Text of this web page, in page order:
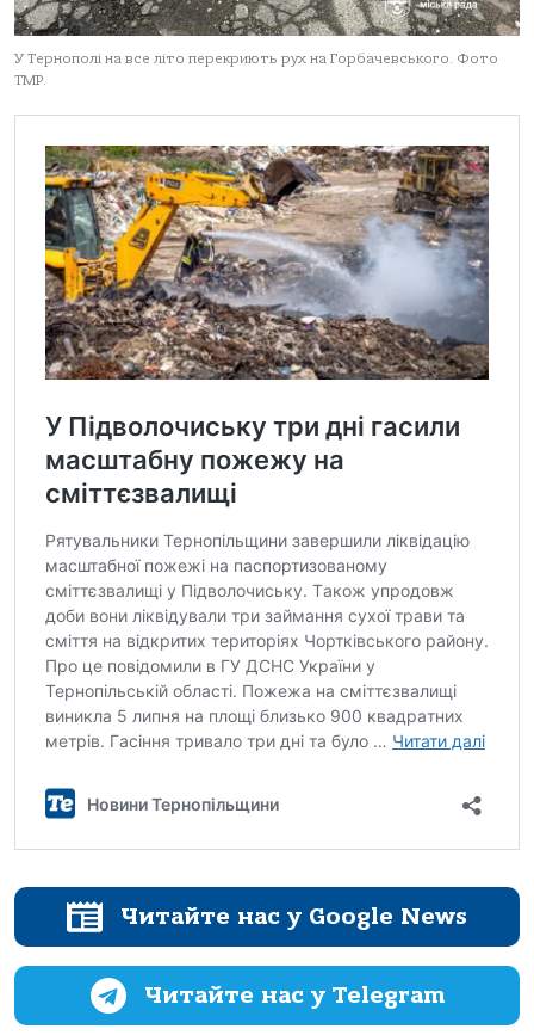
У Тернополі на все літо перекриють рух на Горбачевського. Фото
ТМР.
Читайте нас у Google News
Читайте нас у Telegram